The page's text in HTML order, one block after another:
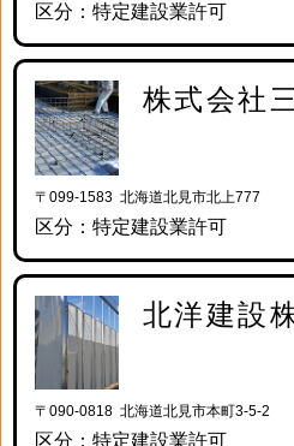
区分：特定建設業許可
株式会社
〒099-1583 北海道北見市北上777
区分：特定建設業許可
北洋建設
〒090-0818 北海道北見市本町3-5-2
区分：特定建設業許可